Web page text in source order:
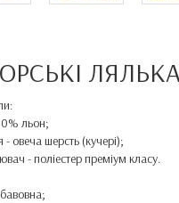
льон;
- овеча шерсть (кучері);
- поліестер преміум класу.